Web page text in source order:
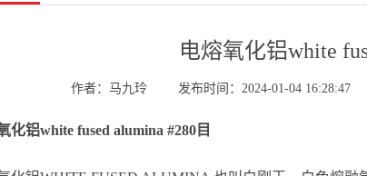
电熔氧化铝white
作者：马九玲 发布时间：2024-01-04 16:28:47
化铝white fused alumina #280目